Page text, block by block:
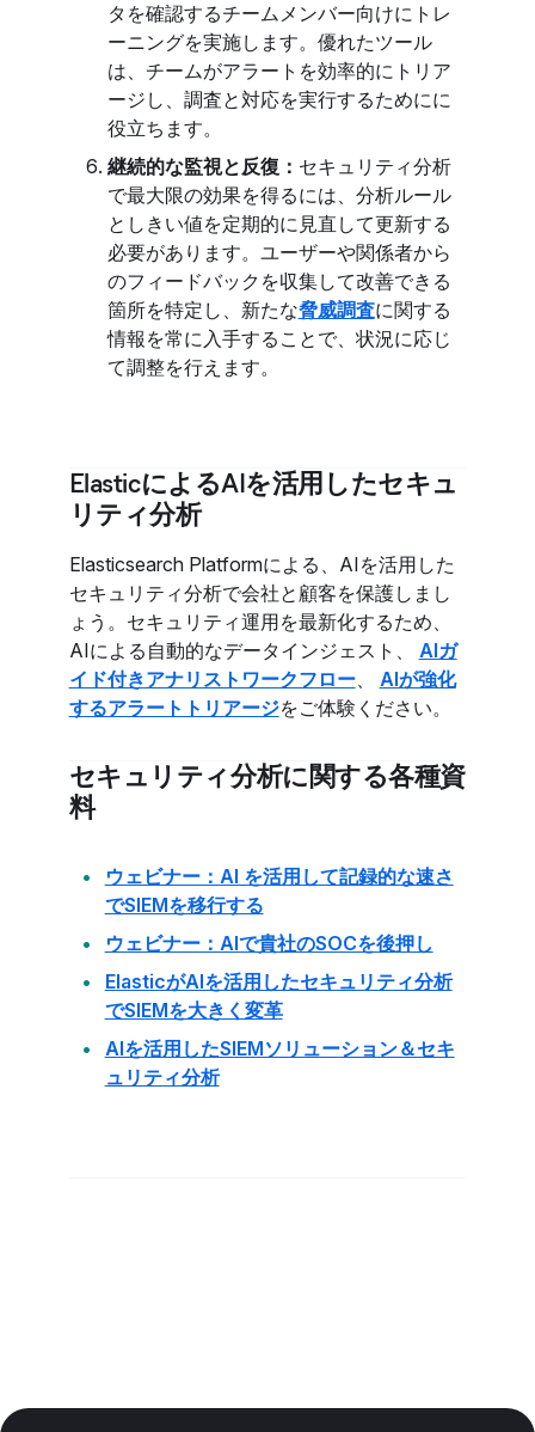
タを確認するチームメンバー向けにトレ
ーニングを実施します。優れたツール
は、チームがアラートを効率的にトリア
ージし、調査と対応を実行するためにに
役立ちます。
継続的な監視と反復： セキュリティ分析
で最大限の効果を得るには、分析ルール
としきい値を定期的に見直して更新する
必要があります。ユーザーや関係者から
のフィードバックを収集して改善できる
箇所を特定し、新たな脅威調査に関する
情報を常に入手することで、状況に応じ
て調整を行えます。
ElasticによるAIを活用したセキュ
リティ分析
Elasticsearch Platformによる、AIを活用した
セキュリティ分析で会社と顧客を保護しまし
ょう。セキュリティ運用を最新化するため、
AIによる自動的なデータインジェスト、 AIガ
イド付きアナリストワークフロー、 AIが強化
するアラートトリアージをご体験ください。
セキュリティ分析に関する各種資
料
ウェビナー：AI を活用して記録的な速さ
でSIEMを移行する
ウェビナー：AIで貴社のSOCを後押し
ElasticがAIを活用したセキュリティ分析
でSIEMを大きく変革
AIを活用したSIEMソリューション＆セキ
ュリティ分析